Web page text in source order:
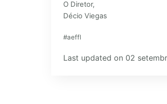
O Diretor,
Décio Viegas
#aeffl
Last updated on 02